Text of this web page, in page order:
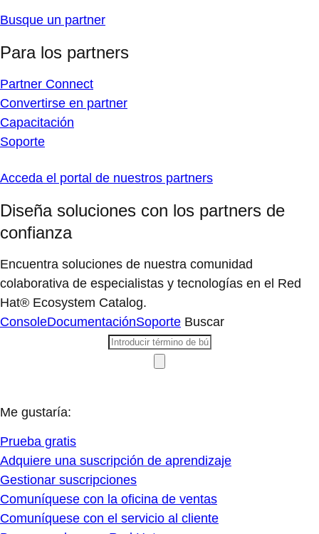
Busque un partner
Para los partners
Partner Connect
Convertirse en partner
Capacitación
Soporte
Acceda el portal de nuestros partners
Diseña soluciones con los partners de
confianza
Encuentra soluciones de nuestra comunidad
colaborativa de especialistas y tecnologías en el Red
Hat® Ecosystem Catalog.
ConsoleDocumentaciónSoporte Buscar
Me gustaría:
Prueba gratis
Adquiere una suscripción de aprendizaje
Gestionar suscripciones
Comuníquese con la oficina de ventas
Comuníquese con el servicio al cliente